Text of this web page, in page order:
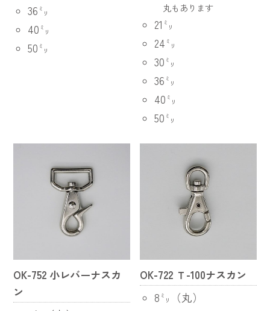
36㍉
40㍉
50㍉
丸もあります
21㍉
24㍉
30㍉
36㍉
40㍉
50㍉
OK-752 小レバーナスカ
ン
OK-722 Ｔ-100ナスカン
8㍉（丸）